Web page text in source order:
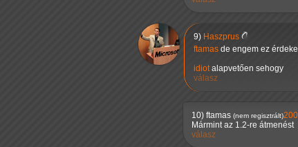
9) Haszprus
ftamas de engem ez
idiotalapvetően sehogy
válasz
10) ftamas (nem regisztrált)
Mármint az 1.2-re átmenést
válasz